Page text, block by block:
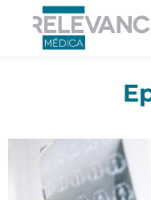
contenido